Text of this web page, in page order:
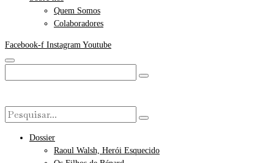
Quem Somos
Colaboradores
Facebook-f Instagram Youtube
Dossier
Raoul Walsh, Herói Esquecido